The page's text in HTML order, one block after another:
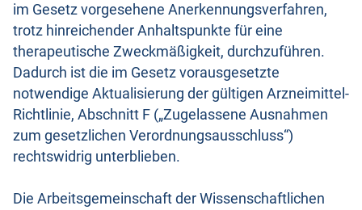
im Gesetz vorgesehene Anerkennungsverfahren,
trotz hinreichender Anhaltspunkte für eine
therapeutische Zweckmäßigkeit, durchzuführen.
Dadurch ist die im Gesetz vorausgesetzte
notwendige Aktualisierung der gültigen Arzneimittel-
Richtlinie, Abschnitt F („Zugelassene Ausnahmen
zum gesetzlichen Verordnungsausschluss“)
rechtswidrig unterblieben.
Die Arbeitsgemeinschaft der Wissenschaftlichen